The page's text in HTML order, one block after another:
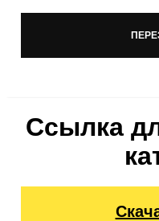
Ссылка